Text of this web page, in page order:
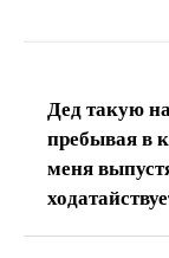
Дед такую
пребывая в
меня